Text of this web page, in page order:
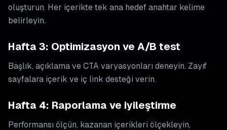
oluşturun. Her içerikte tek ana hedef anahtar kelime
belirleyin.
Hafta 3: Optimizasyon ve A/B test
Başlık, açıklama ve CTA varyasyonları deneyin. Zayıf
sayfalara içerik ve iç link desteği verin.
Hafta 4: Raporlama ve iyileştirme
Performansı ölçün, kazanan içerikleri ölçekleyin,